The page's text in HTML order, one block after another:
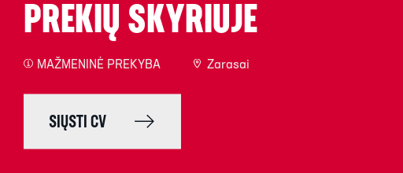
PREKIŲ SKYRIUJE
MAŽMENINĖ PREKYBA Zarasai
SIŲSTI CV